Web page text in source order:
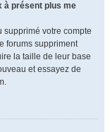
à présent plus me
supprimé votre compte
forums suppriment
la taille de leur base
et essayez de